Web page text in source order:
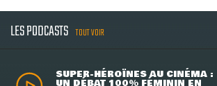
LES PODCASTS TOUT VOIR
SUPER-HÉROÏNES AU CINÉMA :
UN DÉBAT 100% FÉMININ EN